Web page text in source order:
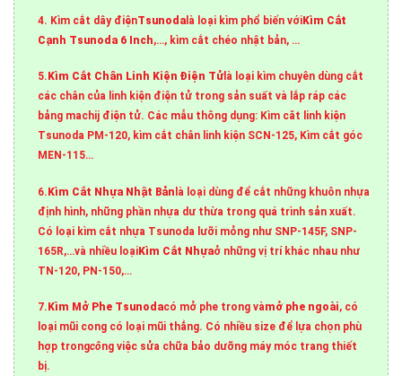
4. Kìm cắt dây điệnTsunoda là loại kìm phổ biến với Kìm Cắt
Cạnh Tsunoda 6 Inch,…, kìm cắt chéo nhật bản, …
5. Kìm Cắt Chân Linh Kiện Điện Tửlà loại kìm chuyên dùng cắt
các chân của linh kiện điện tử trong sản suất và lắp ráp các
bảng machij điện tử. Các mẫu thông dụng: Kìm căt linh kiện
Tsunoda PM-120, kìm cắt chân linh kiện SCN-125, Kìm cắt góc
MEN-115…
6.Kìm Cắt Nhựa Nhật Bản là loại dùng để cắt những khuôn nhựa
định hình, những phần nhựa dư thừa trong quá trình sản xuất.
Có loại kìm cắt nhựa Tsunoda lưỡi mỏng như SNP-145F, SNP-
165R,…và nhiều loạiKìm Cắt Nhựaở những vị trí khác nhau như
TN-120, PN-150,…
7.Kìm Mở Phe Tsunodacó mở phe trong vàmở phe ngoài, có
loại mũi cong có loại mũi thẳng. Có nhiều size để lựa chọn phù
hợp trongcông việc sửa chữa bảo dưỡng máy móc trang thiết
bị.